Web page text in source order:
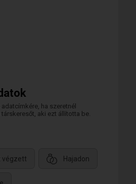
ha szeretnél
aki ezt állította be.
végzett Hajadon